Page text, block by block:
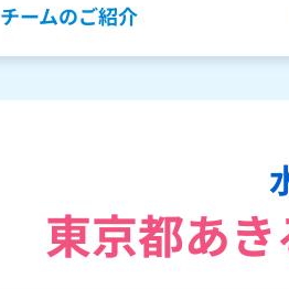
チームのご紹介
東京都あ